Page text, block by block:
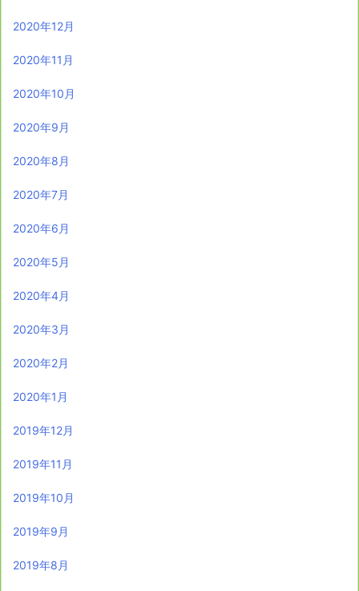
2020年12月
2020年11月
2020年10月
2020年9月
2020年8月
2020年7月
2020年6月
2020年5月
2020年4月
2020年3月
2020年2月
2020年1月
2019年12月
2019年11月
2019年10月
2019年9月
2019年8月